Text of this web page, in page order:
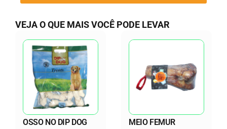
VEJA O QUE MAIS VOCÊ PODE LEVAR
OSSO NO DIP DOG
MEIO FEMUR